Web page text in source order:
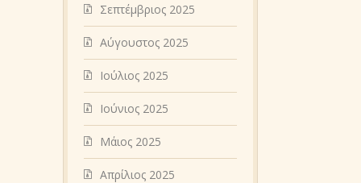
Σεπτέμβριος 2025
Αύγουστος 2025
Ιούλιος 2025
Ιούνιος 2025
Μάιος 2025
Απρίλιος 2025